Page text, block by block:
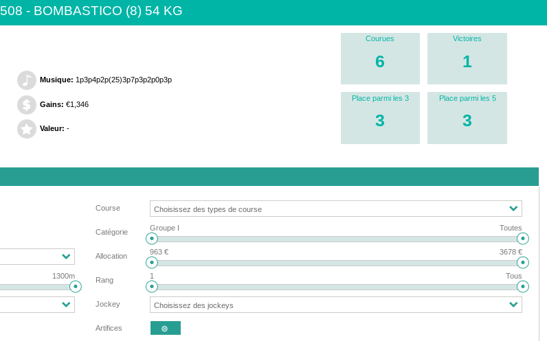
508 - BOMBASTICO (8) 54 KG
Musique: 1p3p4p2p(25)3p7p3p2p0p3p
Gains: €1,346
Valeur: -
Courues
6
Victoires
1
Place parmi les 3
3
Place parmi les 5
3
1300m
Course
Catégorie Groupe I Toutes
Allocation 963 € 3678 €
Rang 1 Tous
Jockey
Artifices 